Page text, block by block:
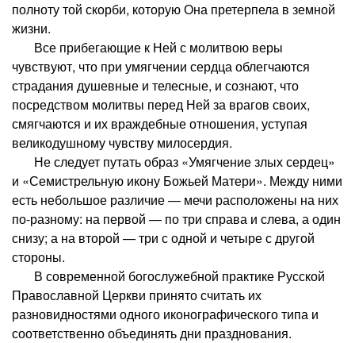
полноту той скорби, которую Она претерпела в земной
жизни.
Все прибегающие к Ней с молитвою веры
чувствуют, что при умягчении сердца облегчаются
страдания душевные и телесные, и сознают, что
посредством молитвы перед Ней за врагов своих,
смягчаются и их враждебные отношения, уступая
великодушному чувству милосердия.
Не следует путать образ «Умягчение злых сердец»
и «Семистрельную икону Божьей Матери». Между ними
есть небольшое различие — мечи расположены на них
по-разному: на первой — по три справа и слева, а один
снизу; а на второй — три с одной и четыре с другой
стороны.
В современной богослужебной практике Русской
Православной Церкви принято считать их
разновидностями одного иконографического типа и
соответственно объединять дни празднования.